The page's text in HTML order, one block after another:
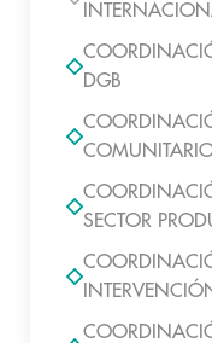
DGB
SECTOR